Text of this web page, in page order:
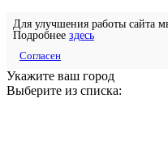
Для улучшения работы сайта
Подробнее здесь
Согласен
Укажите ваш город
Выберите из списка: